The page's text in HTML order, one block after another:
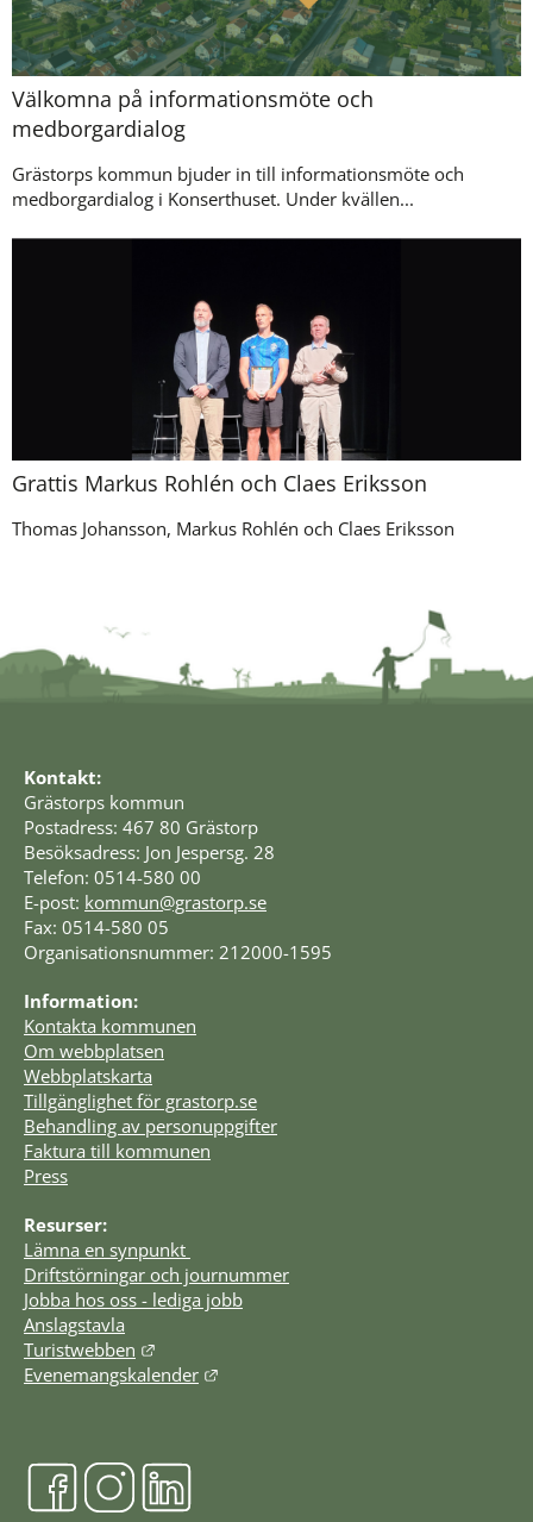
Välkomna på informationsmöte och
medborgardialog
Grästorps kommun bjuder in till informationsmöte och
medborgardialog i Konserthuset. Under kvällen...
Grattis Markus Rohlén och Claes Eriksson
Thomas Johansson, Markus Rohlén och Claes Eriksson
Kontakt:
Grästorps kommun
Postadress: 467 80 Grästorp
Besöksadress: Jon Jespersg. 28
Telefon: 0514-580 00
E-post: kommun@grastorp.se
Fax: 0514-580 05
Organisationsnummer: 212000-1595
Information:
Kontakta kommunen
Om webbplatsen
Webbplatskarta
Tillgänglighet för grastorp.se
Behandling av personuppgifter
Faktura till kommunen
Press
Resurser:
Lämna en synpunkt
Driftstörningar och journummer
Jobba hos oss - lediga jobb
Anslagstavla
Turistwebben
Länk till annan webbplats.
Evenemangskalender
Länk till annan webbplats.